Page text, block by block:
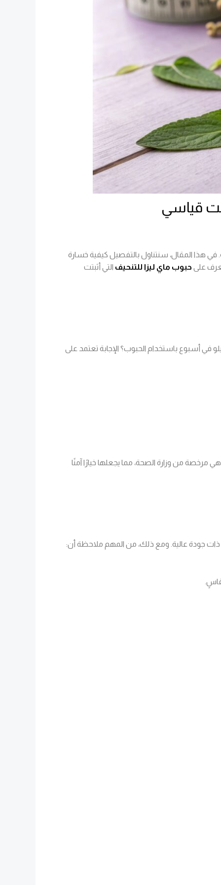
هذا المقال، سنتناول بالتفصيل كيفية خسارة
حبوب ماي ليزا للتنحيف التي أثبتت
التخسيس من بين الخيارات الشائعة للمساعدة في فقدان الوزن بسرعة. لكن هل من الممكن فعلًا خسارة 10 كيلو في أسبوع باستخدام الحبوب؟ الإجابة تعتمد على
مرخصة من وزارة الصحة، مما يجعلها خيارًا آمنًا
قاسٍ.